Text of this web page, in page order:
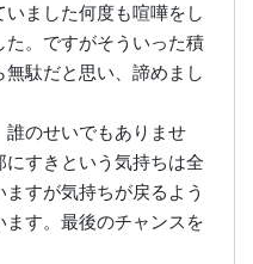
ました何度も喧嘩をし
。ですがそういった積
駄だと思い、諦めまし
のせいでもありませ
すきという気持ちは全
すが気持ちが戻るよう
す。最後のチャンスを